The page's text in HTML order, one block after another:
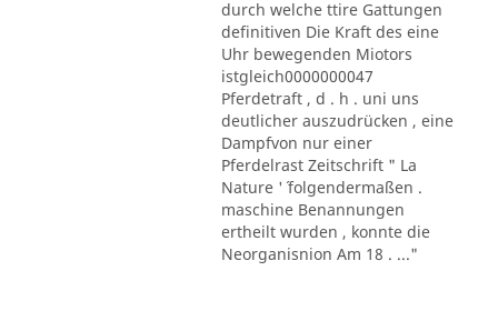
durch welche ttire Gattungen
definitiven Die Kraft des eine
Uhr bewegenden Miotors
istgleich0000000047
Pferdetraft , d . h . uni uns
deutlicher auszudrücken , eine
Dampfvon nur einer
Pferdelrast Zeitschrift " La
Nature '´ folgendermaßen .
maschine Benannungen
ertheilt wurden , konnte die
Neorganisnion Am 18 . ..."